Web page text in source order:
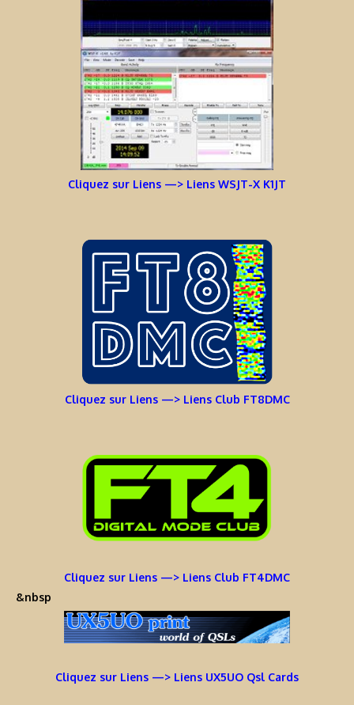
Cliquez sur Liens —> Liens WSJT-X K1JT
Cliquez sur Liens —> Liens Club FT8DMC
Cliquez sur Liens —> Liens Club FT4DMC
&nbsp
Cliquez sur Liens —> Liens UX5UO Qsl Cards